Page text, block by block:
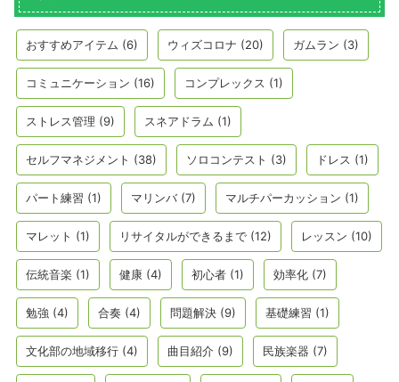
おすすめアイテム (6) ウィズコロナ (20) ガムラン (3)
コミュニケーション (16) コンプレックス (1)
ストレス管理 (9) スネアドラム (1)
セルフマネジメント (38) ソロコンテスト (3) ドレス (1)
パート練習 (1) マリンバ(7) マルチパーカッション (1)
マレット (1) リサイタルができるまで (12) レッスン (10)
伝統音楽 (1) 健康 (4) 初心者 (1) 効率化 (7)
勉強 (4) 合奏 (4) 問題解決 (9) 基礎練習 (1)
文化部の地域移行 (4) 曲目紹介 (9) 民族楽器 (7)